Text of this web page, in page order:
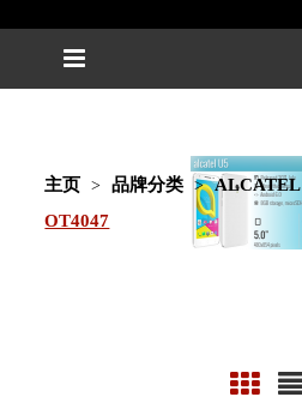
主页 品牌分类 ALCATEL
OT4047